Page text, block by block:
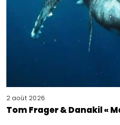
2 août 2026
Tom Frager & Danakil «